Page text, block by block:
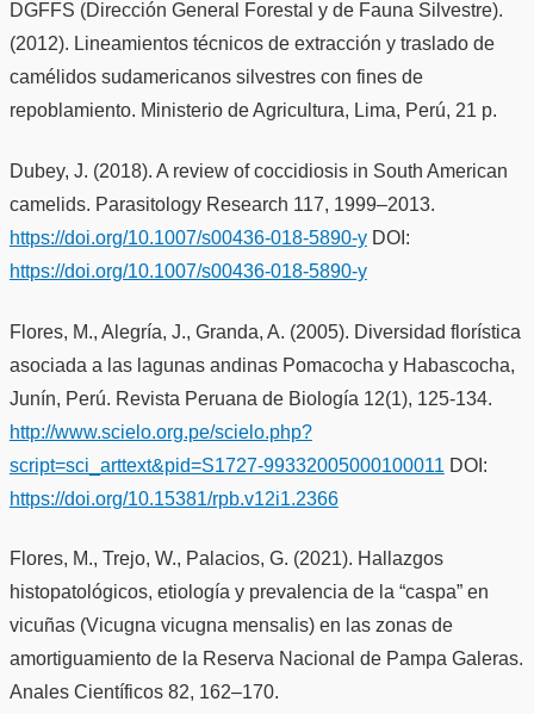
DGFFS (Dirección General Forestal y de Fauna Silvestre).
(2012). Lineamientos técnicos de extracción y traslado de
camélidos sudamericanos silvestres con fines de
repoblamiento. Ministerio de Agricultura, Lima, Perú, 21 p.
Dubey, J. (2018). A review of coccidiosis in South American
camelids. Parasitology Research 117, 1999–2013.
https://doi.org/10.1007/s00436-018-5890-yDOI:
https://doi.org/10.1007/s00436-018-5890-y
Flores, M., Alegría, J., Granda, A. (2005). Diversidad florística
asociada a las lagunas andinas Pomacocha y Habascocha,
Junín, Perú. Revista Peruana de Biología 12(1), 125-134.
http://www.scielo.org.pe/scielo.php?
script=sci_arttext&pid=S1727-99332005000100011 DOI:
https://doi.org/10.15381/rpb.v12i1.2366
Flores, M., Trejo, W., Palacios, G. (2021). Hallazgos
histopatológicos, etiología y prevalencia de la “caspa” en
vicuñas (Vicugna vicugna mensalis) en las zonas de
amortiguamiento de la Reserva Nacional de Pampa Galeras.
Anales Científicos 82, 162–170.